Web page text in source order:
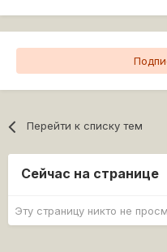
Перейти к списку тем
Сейчас на странице
Эту страницу никто не